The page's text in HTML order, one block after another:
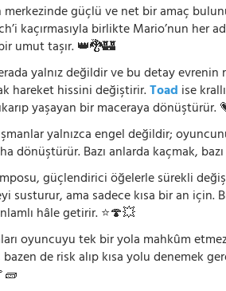
güçlü ve net bir amaç
kaçırmasıyla birlikte Mario’nun
umut taşır. 👑🐉🏰
yalnız değildir ve bu detay
hareket hissini değiştirir.Toad ise
yaşayan bir maceraya dönüştürür.
yalnızca engel değildir;
dönüştürür. Bazı anlarda kaçmak,
güçlendirici öğelerle sürekli
susturur, ama sadece kısa bir an
hâle getirir. ⭐🍄💥
oyuncuyu tek bir yola mahkûm
bazen de risk alıp kısa yolu denemek